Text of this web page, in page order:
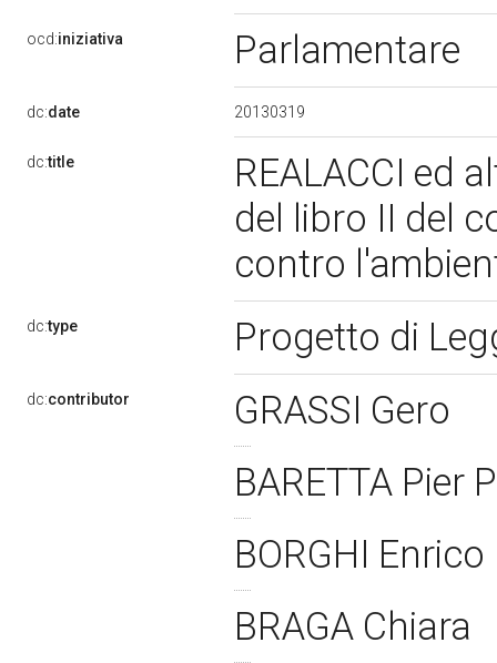
ocd:iniziativa Parlamentare
dc:date 20130319
dc:title
REALACCI ed
del libro II del
contro
dc:type Progetto di
dc:contributor
GRASSI Gero
BARETTA Pier
BORGHI Enrico
BRAGA Chiara